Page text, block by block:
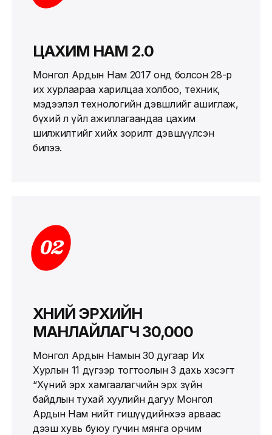
ЦАХИМ НАМ 2.0
Монгол Ардын Нам 2017 онд болсон 28-р
их хурлаараа харилцаа холбоо, техник,
мэдээлэл технологийн дэвшлийг ашиглаж,
бүхий л үйл ажиллагаандаа цахим
шилжилтийг хийх зорилт дэвшүүлсэн
билээ.
02
ХҮНИЙ ЭРХИЙН
МАНЛАЙЛАГЧ 30,000
Монгол Ардын Намын 30 дугаар Их
Хурлын 11 дүгээр тогтоолын 3 дахь хэсэгт
“Хүний эрх хамгаалагчийн эрх зүйн
байдлын тухай хуулийн дагуу Монгол
Ардын Нам нийт гишүүдийнхээ арваас
дээш хувь буюу гучин мянга орчим